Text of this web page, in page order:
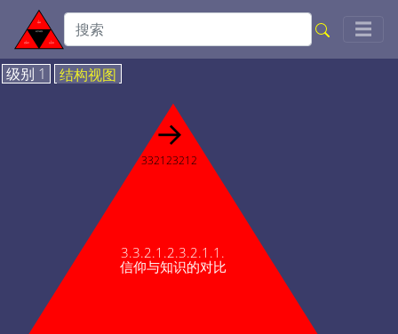
☰
级别 1 结构视图
3.3.2.1.2.3.2.1.1.
信仰与知识的对比
→
332123212